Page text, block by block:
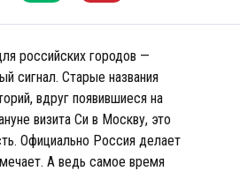
российских городов —
сигнал. Старые названия
вдруг появившиеся на
визита Си в Москву, это
Официально Россия делает
А ведь самое время